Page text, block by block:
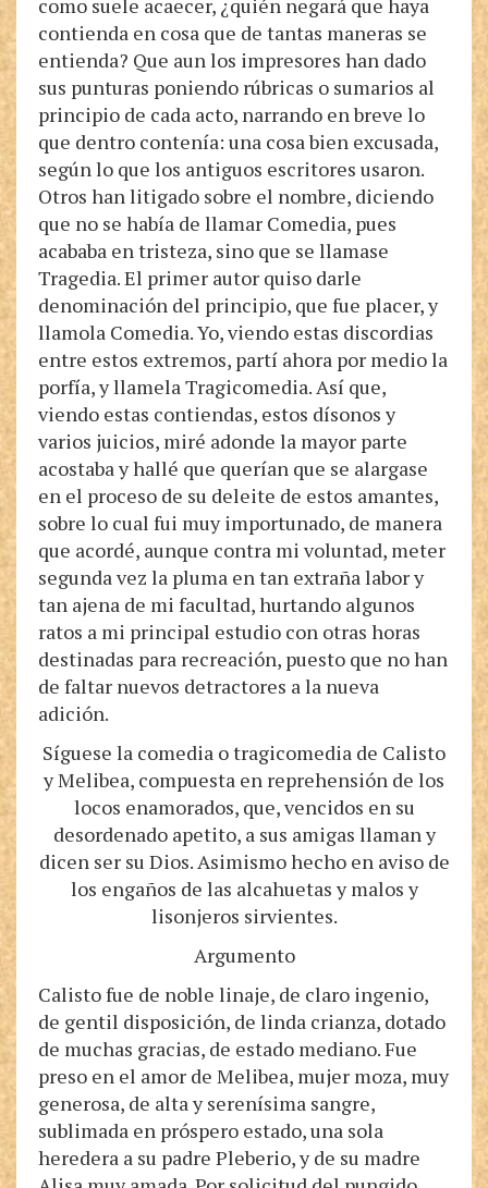
como suele acaecer, ¿quién negará que haya
contienda en cosa que de tantas maneras se
entienda? Que aun los impresores han dado
sus punturas poniendo rúbricas o sumarios al
principio de cada acto, narrando en breve lo
que dentro contenía: una cosa bien excusada,
según lo que los antiguos escritores usaron.
Otros han litigado sobre el nombre, diciendo
que no se había de llamar Comedia, pues
acababa en tristeza, sino que se llamase
Tragedia. El primer autor quiso darle
denominación del principio, que fue placer, y
llamola Comedia. Yo, viendo estas discordias
entre estos extremos, partí ahora por medio la
porfía, y llamela Tragicomedia. Así que,
viendo estas contiendas, estos dísonos y
varios juicios, miré adonde la mayor parte
acostaba y hallé que querían que se alargase
en el proceso de su deleite de estos amantes,
sobre lo cual fui muy importunado, de manera
que acordé, aunque contra mi voluntad, meter
segunda vez la pluma en tan extraña labor y
tan ajena de mi facultad, hurtando algunos
ratos a mi principal estudio con otras horas
destinadas para recreación, puesto que no han
de faltar nuevos detractores a la nueva
adición.
Síguese la comedia o tragicomedia de Calisto
y Melibea, compuesta en reprehensión de los
locos enamorados, que, vencidos en su
desordenado apetito, a sus amigas llaman y
dicen ser su Dios. Asimismo hecho en aviso de
los engaños de las alcahuetas y malos y
lisonjeros sirvientes.
Argumento
Calisto fue de noble linaje, de claro ingenio,
de gentil disposición, de linda crianza, dotado
de muchas gracias, de estado mediano. Fue
preso en el amor de Melibea, mujer moza, muy
generosa, de alta y serenísima sangre,
sublimada en próspero estado, una sola
heredera a su padre Pleberio, y de su madre